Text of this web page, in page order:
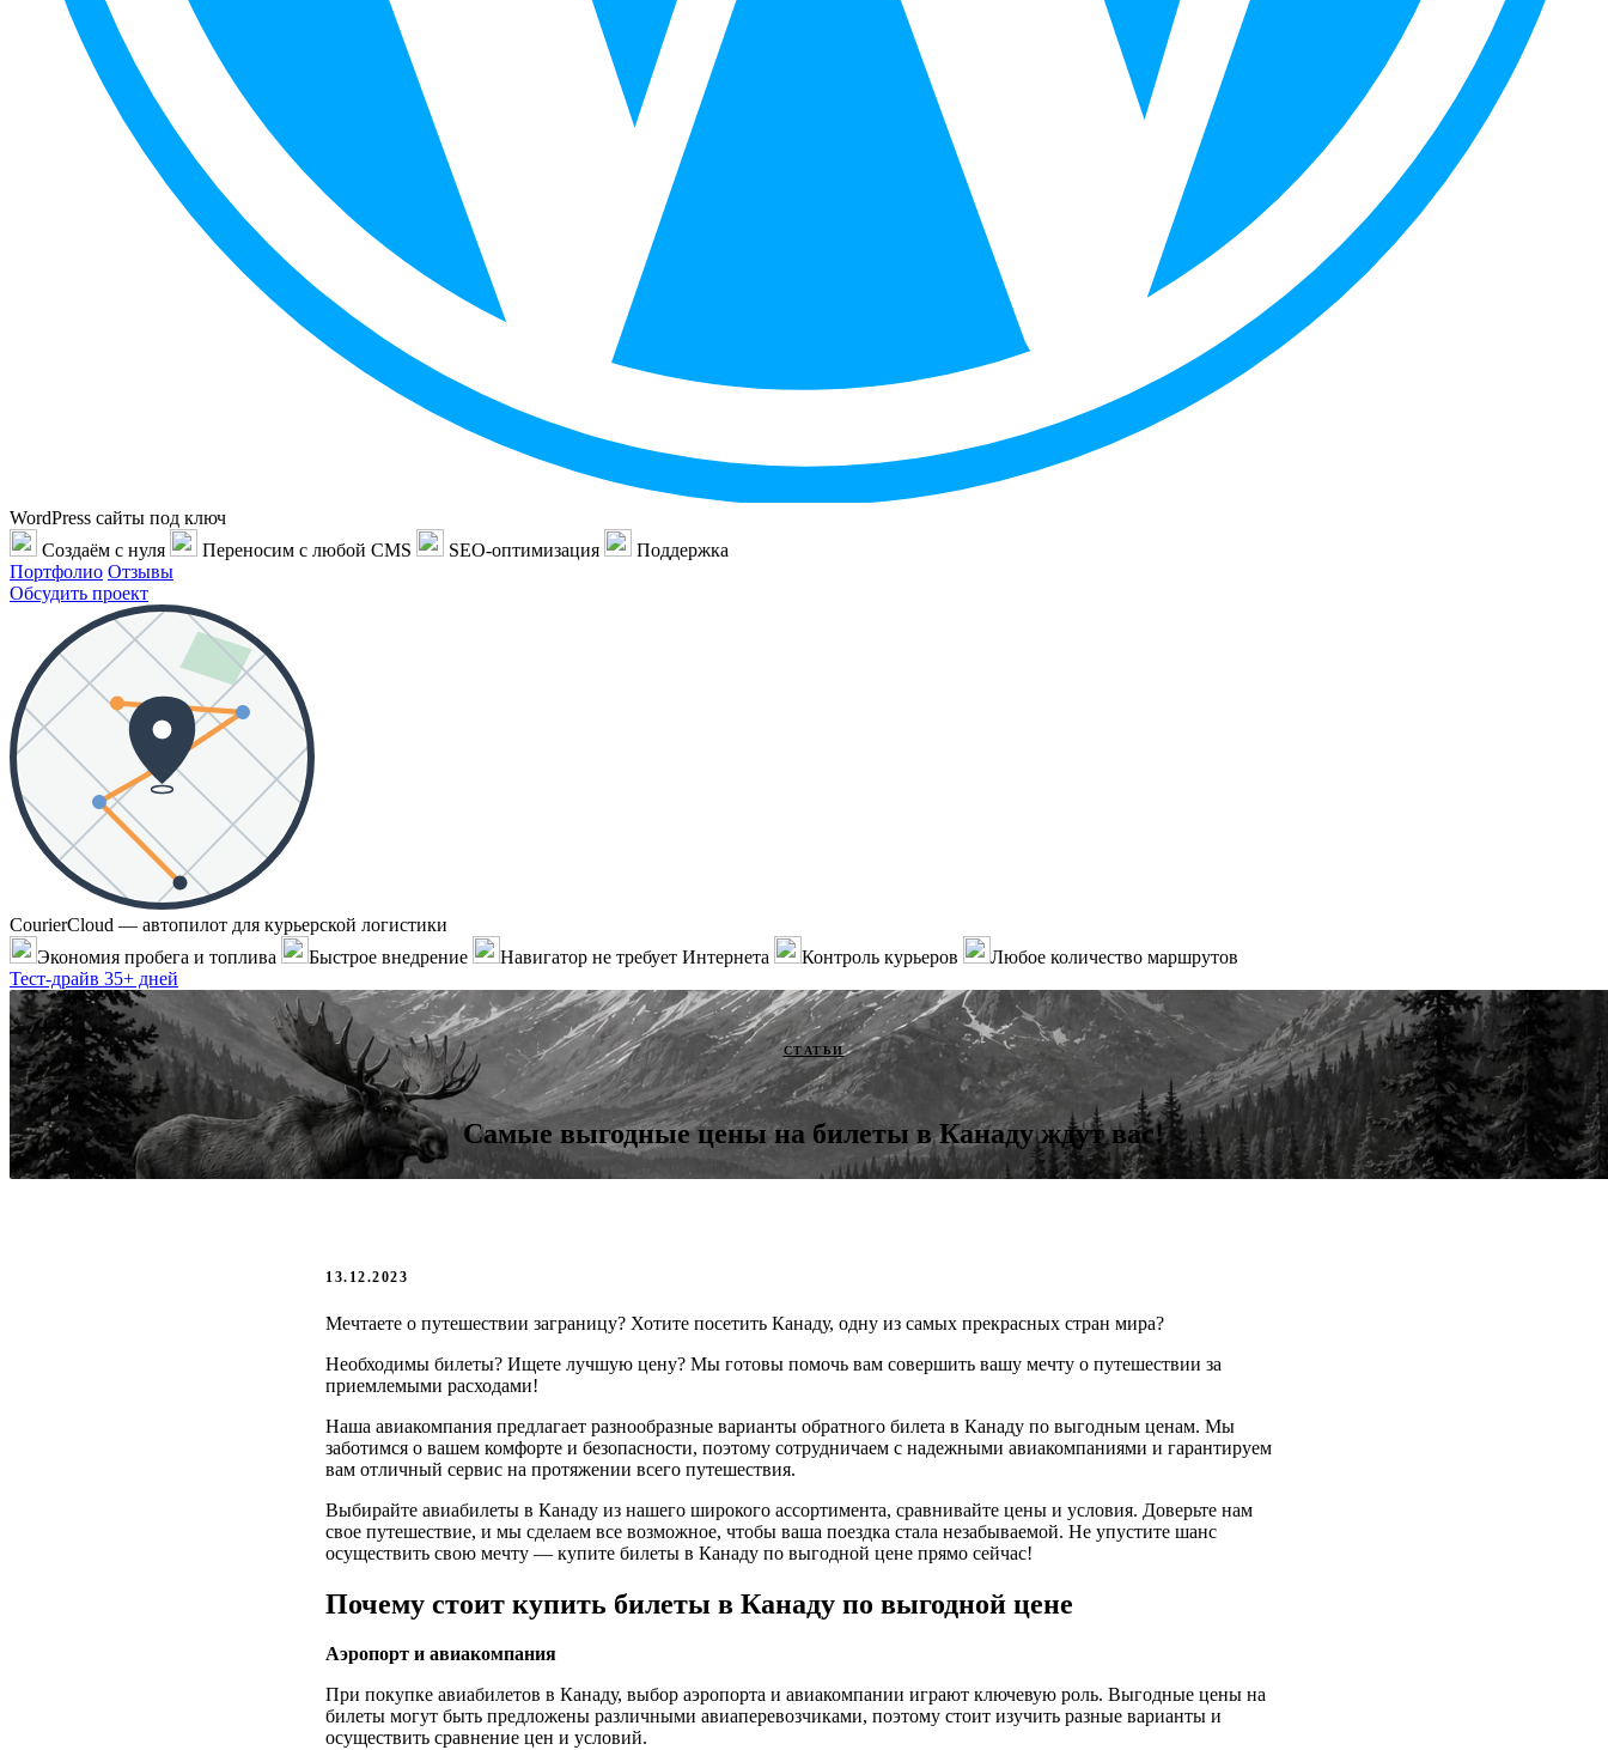
WordPress сайты под ключ
Создаём с нуля
Переносим с любой CMS SEO-оптимизация
Поддержка
Портфолио Отзывы
Обсудить проект
CourierCloud — автопилот для курьерской логистики
Экономия пробега и топлива
Быстрое внедрение Навигатор не требует Интернета Контроль курьеров
Любое количество маршрутов
Тест-драйв 35+ дней
СТАТЬИ
Самые выгодные цены на билеты в Канаду ждут вас!
13.12.2023
Мечтаете о путешествии заграницу? Хотите посетить Канаду, одну из самых прекрасных стран мира?
Необходимы билеты? Ищете лучшую цену? Мы готовы помочь вам совершить вашу мечту о путешествии за
приемлемыми расходами!
Наша авиакомпания предлагает разнообразные варианты обратного билета в Канаду по выгодным ценам. Мы
заботимся о вашем комфорте и безопасности, поэтому сотрудничаем с надежными авиакомпаниями и гарантируем
вам отличный сервис на протяжении всего путешествия.
Выбирайте авиабилеты в Канаду из нашего широкого ассортимента, сравнивайте цены и условия. Доверьте нам
свое путешествие, и мы сделаем все возможное, чтобы ваша поездка стала незабываемой. Не упустите шанс
осуществить свою мечту — купите билеты в Канаду по выгодной цене прямо сейчас!
Почему стоит купить билеты в Канаду по выгодной цене
Аэропорт и авиакомпания
При покупке авиабилетов в Канаду, выбор аэропорта и авиакомпании играют ключевую роль. Выгодные цены на
билеты могут быть предложены различными авиаперевозчиками, поэтому стоит изучить разные варианты и
осуществить сравнение цен и условий.